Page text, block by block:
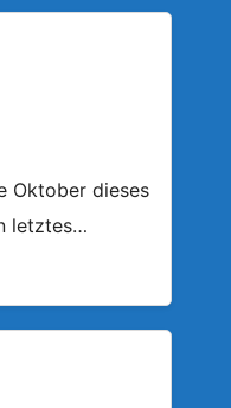
Oktober dieses
letztes…